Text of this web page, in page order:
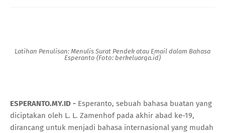
Latihan Penulisan: Menulis Surat Pendek atau Email dalam Bahasa
Esperanto (Foto: berkeluarga.id)
ESPERANTO.MY.ID - Esperanto, sebuah bahasa buatan yang
diciptakan oleh L. L. Zamenhof pada akhir abad ke-19,
dirancang untuk menjadi bahasa internasional yang mudah